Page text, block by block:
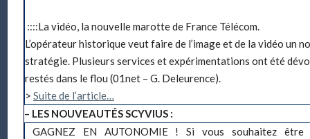
::::La vidéo, la nouvelle marotte de France Télécom.
L’opérateur historique veut faire de l’image et de la vidéo un
stratégie. Plusieurs services et expérimentations ont été
restés dans le flou (01net – G. Deleurence).
> Suite de l’article…
– LES NOUVEAUTÉS SCYVIUS :
GAGNEZ EN AUTONOMIE ! Si vous souhaitez